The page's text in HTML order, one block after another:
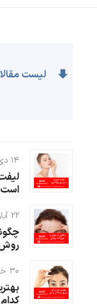
لیست
۱۴ دی ۱۴۰۰
۲۲ آبان ۱۴۰۰
روش
۳۰ خرداد ۱۴۰۰